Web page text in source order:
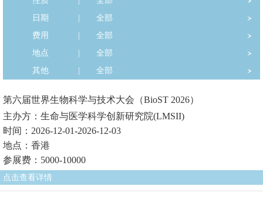
日期
全部
费用
全部
地点
全部
其他
全部
第六届世界生物科学与技术大会（BioST 2026）
主办方：生命与医学科学创新研究院(LMSII)
时间：2026-12-01-2026-12-03
地点：香港
参展费：5000-10000
点击查看详情